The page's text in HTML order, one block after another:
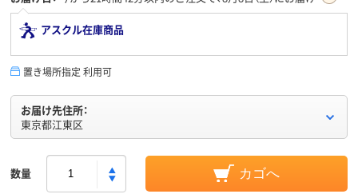
アスクル在庫商品
置き場所指定 利用可
お届け先住所：
東京都江東区
数量 カゴへ